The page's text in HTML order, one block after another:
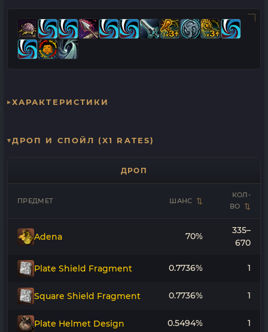
ХАРАКТЕРИСТИКИ
ДРОП И СПОЙЛ (X1 RATES)
ДРОП
ПРЕДМЕТ ШАНС
КОЛ-
ВО
Adena 70%
335–
670
Plate Shield Fragment 0.7736% 1
Square Shield Fragment 0.7736% 1
Plate Helmet Design 0.5494% 1